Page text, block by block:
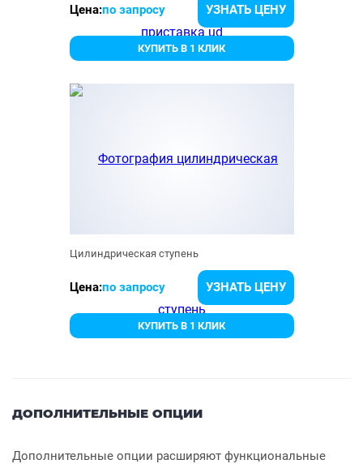
Цена:по запросу УЗНАТЬ ЦЕНУ
КУПИТЬ В 1 КЛИК
Цилиндрическая ступень
Цена:по запросу УЗНАТЬ ЦЕНУ
КУПИТЬ В 1 КЛИК
ДОПОЛНИТЕЛЬНЫЕ ОПЦИИ
Дополнительные опции расширяют функциональные